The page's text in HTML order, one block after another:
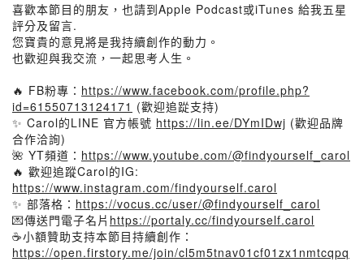
喜歡本節目的朋友，也請到Apple Podcast或iTunes 給我五星
評分及留言.
您寶貴的意見將是我持續創作的動力。
也歡迎與我交流，一起思考人生。
🔥 FB粉專： https://www.facebook.com/profile.php?
id=61550713124171 (歡迎追踨支持)
✨ Carol的LINE 官方帳號 https://lin.ee/DYmIDwj (歡迎品牌
合作洽詢)
🌺 YT頻道： https://www.youtube.com/@findyourself_carol
🔥 歡迎追蹤Carol的IG:
https://www.instagram.com/findyourself.carol
✨ 部落格： https://vocus.cc/user/@findyourself_carol
💌傳送門電子名片 https://portaly.cc/findyourself.carol
☕小額贊助支持本節目持續創作：
https://open.firstory.me/join/cl5m5tnav01cf01zx1nmtcqpq